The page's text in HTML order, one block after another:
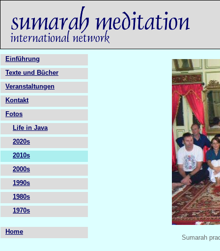
Einführung
Texte und Bücher
Veranstaltungen
Kontakt
Fotos
Life in Java
2020s
2010s
2000s
1990s
1980s
1970s
Home
Sumarah